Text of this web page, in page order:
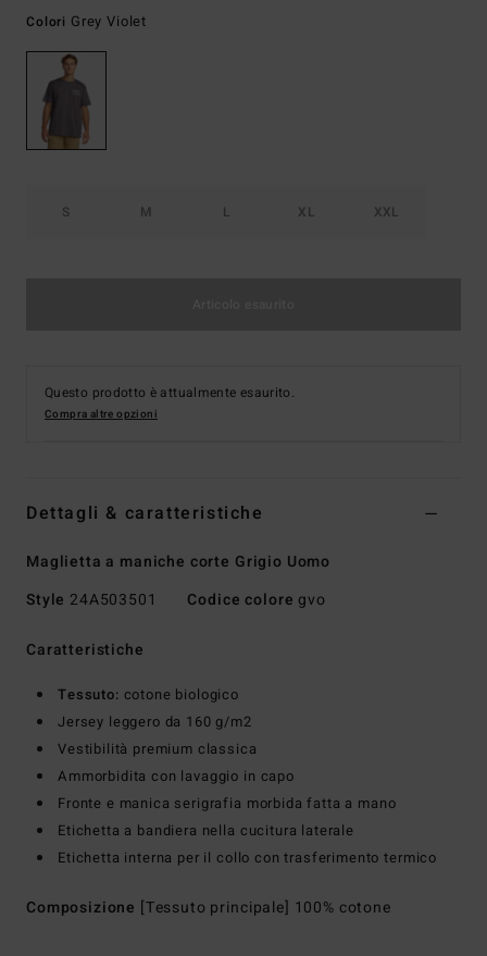
Colori Grey Violet
S M L XL XXL
Questo prodotto è attualmente esaurito.
Compra altre opzioni
Dettagli & caratteristiche
Maglietta a maniche corte Grigio Uomo
Style 24A503501 Codice colore gvo
Caratteristiche
Tessuto: cotone biologico
Jersey leggero da 160 g/m2
Vestibilità premium classica
Ammorbidita con lavaggio in capo
Fronte e manica serigrafia morbida fatta a mano
Etichetta a bandiera nella cucitura laterale
Etichetta interna per il collo con trasferimento termico
Composizione [Tessuto principale] 100% cotone